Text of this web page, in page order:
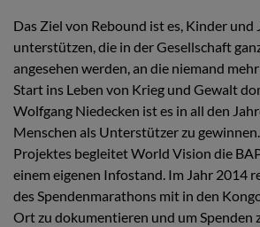
Das Ziel von Rebound ist es, Kinder und
unterstützen, die in der Gesellschaft
angesehen werden, an die niemand
Start ins Leben von Krieg und Gewalt
Wolfgang Niedecken ist es in all den
Menschen als Unterstützer zu
Projektes begleitet World Vision die
einem eigenen Infostand. Im Jahr 2014
des Spendenmarathons mit in den
Ort zu dokumentieren und um Spenden